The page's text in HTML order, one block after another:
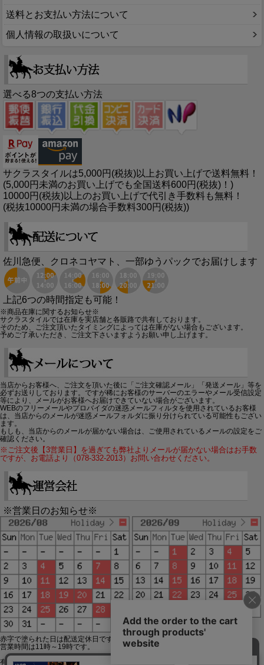
送料とお支払い方法について
個人情報の取扱いについて
選べる8つの支払い方法
サクラスタイルは5,000円(税抜)以上お買い上げで送料無料！
(5,000円未満のお買い上げでも全国送料600円(税抜)！)
10000円(税抜)以上のお買い上げで代引き手数料も無料！
(税抜10000円未満の場合手数料300円(税抜))
佐川急便、クロネコヤマト、一部ゆうパックでお届けします
上記6つの時間指定も可能！
※商品在庫に関するお知らせ※
サクラスタイルでは在庫を実店舗と各販路で共有しております。
そのため、ご注文頂いたタイミングによっては在庫がない場合もございます。
予めご了承いただき、ご注文下さいますようお願い申し上げます。
当店からお客様へ、ご注文を頂いた後に「ご注文確認メール」「発送メール」等を
必ずお送りしております。ですが稀にお客様のサーバーのエラーやメール受信設定
等により、メールがお客様へお届けできていない場合がございます。
WEBのフリーメールやプロバイダの迷惑メールフィルタを使用されているお客様
は、当店からのメールが迷惑メールフォルダに振り分けられている可能性もござい
ます。
もしも、当店からのメールが届かない場合は、ご使用されているメールの設定をご
確認ください。
※ご注文後【3営業日】を過ぎても弊社よりメールが届かない場合はお手数
ですが、お電話より（078-332-2013）お問い合わせください。
※営業日のお知らせ※
赤字で塗られた日は配送定休日です。
営業時間は11時～19時です。
有限会社ジップジップ SakuraStyle通販事業部